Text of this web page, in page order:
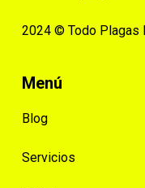
2024 © Todo Plagas
Menú
Blog
Servicios